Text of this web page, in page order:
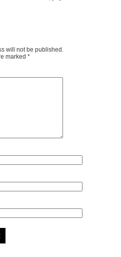
will not be published.
marked *